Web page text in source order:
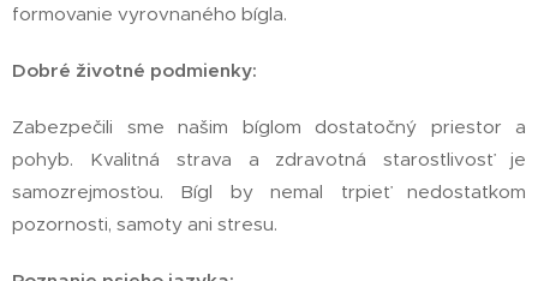
formovanie vyrovnaného bígla.
Dobré životné podmienky:
Zabezpečili sme našim bíglom dostatočný priestor a
pohyb. Kvalitná strava a zdravotná starostlivosť je
samozrejmosťou. Bígl by nemal trpieť nedostatkom
pozornosti, samoty ani stresu.